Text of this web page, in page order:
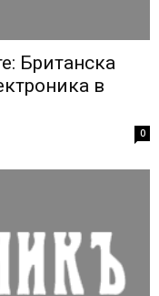
Британска
в
0